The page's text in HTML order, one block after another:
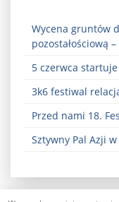
Wycena gruntów
pozostałościową
5 czerwca startuje
3k6 festiwal
Przed nami 18.
Sztywny Pal Azji